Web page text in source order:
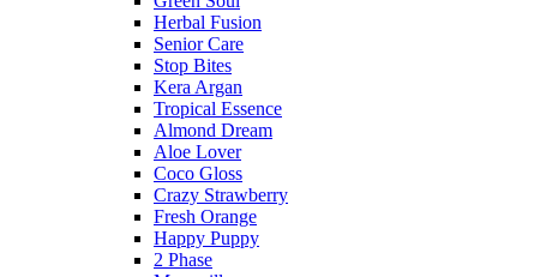
Herbal Fusion
Senior Care
Stop Bites
Kera Argan
Tropical Essence
Almond Dream
Aloe Lover
Coco Gloss
Crazy Strawberry
Fresh Orange
Happy Puppy
2 Phase